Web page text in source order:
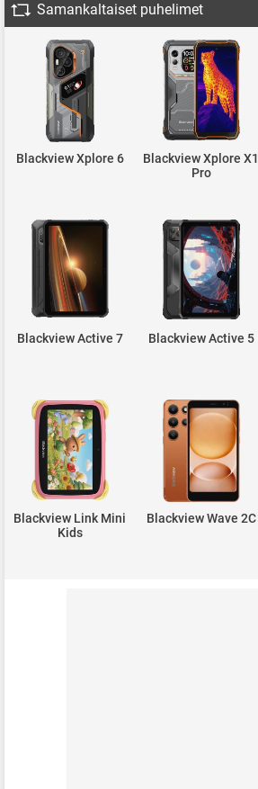
Samankaltaiset puhelimet
Blackview Xplore 6
Blackview Xplore X1
Pro
Blackview Active 7 Blackview Active 5
Blackview Link Mini
Kids
Blackview Wave 2C